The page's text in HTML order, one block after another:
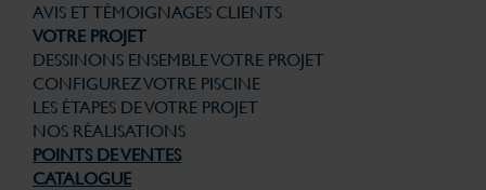
AVIS ET TÉMOIGNAGES CLIENTS
VOTRE PROJET
DESSINONS ENSEMBLE VOTRE PROJET
CONFIGUREZ VOTRE PISCINE
LES ÉTAPES DE VOTRE PROJET
NOS RÉALISATIONS
POINTS DE VENTES
CATALOGUE